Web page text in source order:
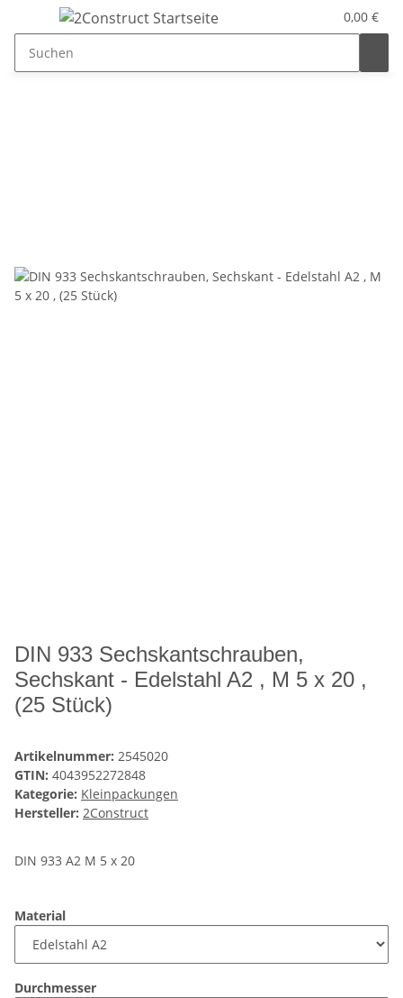
0,00 €
DIN 933 Sechskantschrauben,
Sechskant - Edelstahl A2 , M 5 x 20 ,
(25 Stück)
Artikelnummer: 2545020
GTIN: 4043952272848
Kategorie: Kleinpackungen
Hersteller: 2Construct
DIN 933 A2 M 5 x 20
Material
Durchmesser